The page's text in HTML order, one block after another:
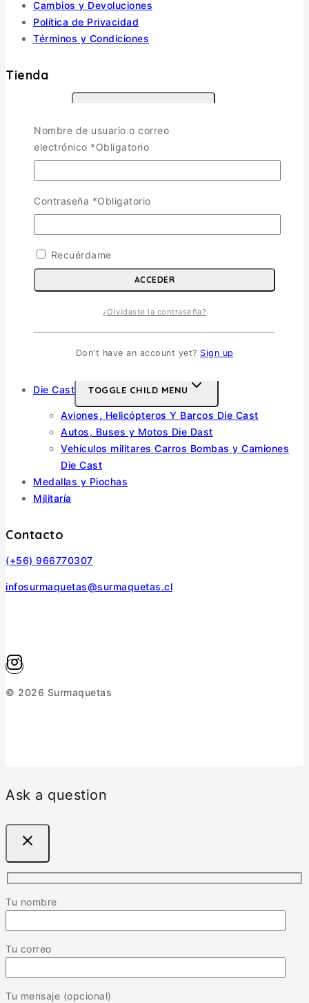
Cambios y Devoluciones
Política de Privacidad
Términos y Condiciones
Tienda
Escala 1/48
Otras
Vehiculos Militares
Escala 1/72
Die Cast TOGGLE CHILD MENU
Aviones, Helicópteros Y Barcos Die Cast
Autos, Buses y Motos Die Dast
Vehículos militares Carros Bombas y Camiones
Die Cast
Medallas y Piochas
Militaría
Contacto
(+56) 966770307
infosurmaquetas@surmaquetas.cl
© 2026 Surmaquetas
Ask a question
Tu nombre
Tu correo
Tu mensaje (opcional)
Nombre de usuario o correo
electrónico *Obligatorio
Contraseña *Obligatorio
Recuérdame
ACCEDER
¿Olvidaste la contraseña?
Don't have an account yet? Sign up